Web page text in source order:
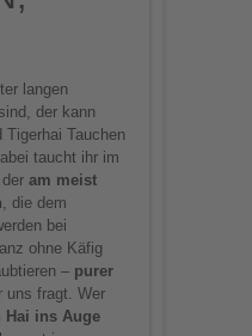
langen
der kann
Tauchen
taucht ihr im
am meist
, die dem
bei
ohne Käfig
–purer
uns fragt. Wer
Hai ins Auge